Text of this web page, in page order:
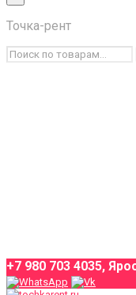
Каталог товаров
Условия аренды
Точка-рент
Искать:
+7 980 703 4035,